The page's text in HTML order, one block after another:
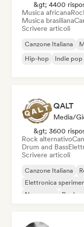
&gt; 4400
Musica africana
Musica brasiliana
Scrivere articoli
Canzone Italiana
Hip-hop
Indie pop
QALT
Media/
&gt; 3600
Rock alternativo
Drum and Bass
Scrivere articoli
Canzone Italiana
Elettronica
New wave
Rock